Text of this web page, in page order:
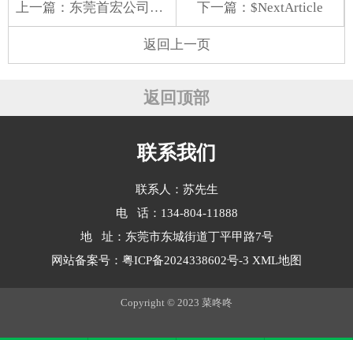
上一篇： 东莞首宏公司蔬菜配送价格表 2025-8-11 下一篇：$NextArticle
返回上一页
返回顶部
联系我们
联系人：苏先生
电 话：134-804-11888
地 址：东莞市东城街道丁平甲路7号
网站备案号： 粤ICP备2024338602号-3 XML地图
Copyright © 2023 菜咚咚